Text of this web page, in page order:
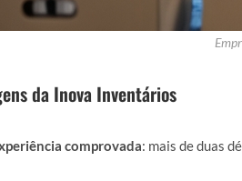
da Inova Inventários
comprovada: mais de duas